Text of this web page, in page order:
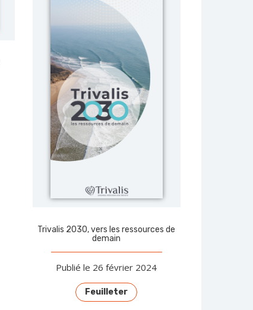
Trivalis 2030, vers les ressources de
demain
Publié le 26 février 2024
Feuilleter